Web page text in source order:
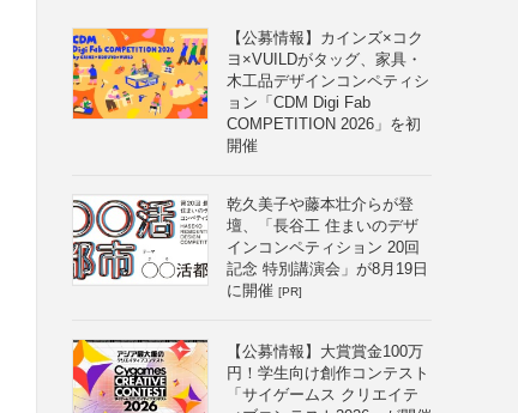
【公募情報】カインズ×コク
ヨ×VUILDがタッグ、家具・
木工品デザインコンペティシ
ョン「CDM Digi Fab
COMPETITION 2026」を初
開催
乾久美子や藤本壮介らが登
壇、「長谷工 住まいのデザ
インコンペティション 20回
記念 特別講演会」が8月19日
に開催 [PR]
【公募情報】大賞賞金100万
円！学生向け創作コンテスト
「サイゲームス クリエイテ